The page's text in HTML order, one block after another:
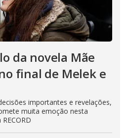
da novela Mãe
final de Melek e
importantes e revelações,
muita emoção nesta